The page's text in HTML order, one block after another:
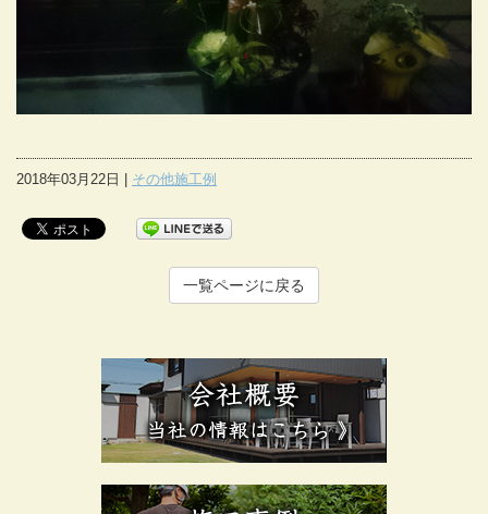
2018年03月22日 | その他施工例
一覧ページに戻る